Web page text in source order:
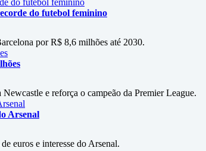
do futebol feminino
por R$ 8,6 milhões até 2030.
e reforça o campeão da Premier League.
Arsenal
euros e interesse do Arsenal.